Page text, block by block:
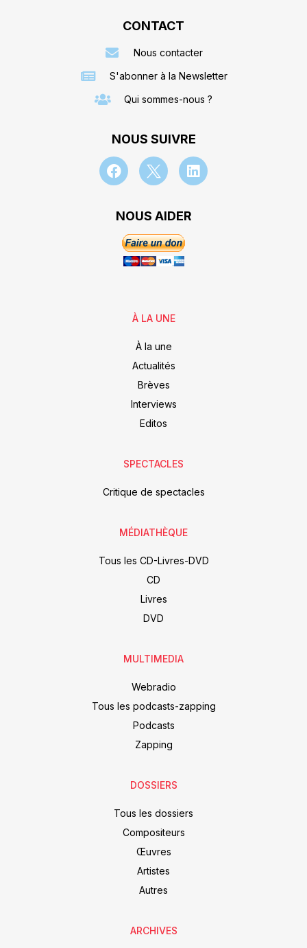
CONTACT
Nous contacter
S'abonner à la Newsletter
Qui sommes-nous ?
NOUS SUIVRE
NOUS AIDER
À LA UNE
À la une
Actualités
Brèves
Interviews
Editos
SPECTACLES
Critique de spectacles
MÉDIATHÈQUE
Tous les CD-Livres-DVD
CD
Livres
DVD
MULTIMEDIA
Webradio
Tous les podcasts-zapping
Podcasts
Zapping
DOSSIERS
Tous les dossiers
Compositeurs
Œuvres
Artistes
Autres
ARCHIVES